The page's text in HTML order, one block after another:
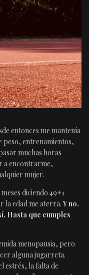
entonces me mantenía
peso, entrenamientos,
muchas horas
a encontrarme,
mujer.
diciendo 49+1
la edad me aterra.Y no.
Hasta que cumples
menopausia, pero
alguna jugarreta.
estrés, la falta de